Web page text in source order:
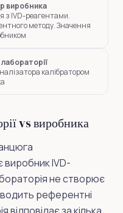
виробника
з IVD-реагентами.
методу. Значення
калібратором
vs виробника
виробник IVD-
не створює
референтні